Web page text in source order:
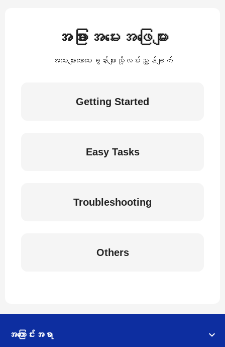
အခြားအမေးအဖြေများ
အမေးများသောမေးခွန်းများသို့လမ်းညွှန်ချက်
Getting Started
Easy Tasks
Troubleshooting
Others
အကြောင်းအရာ